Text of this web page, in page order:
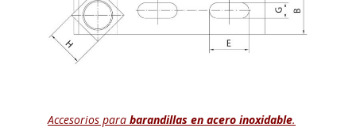
Accesorios para barandillas en acero inoxidable.